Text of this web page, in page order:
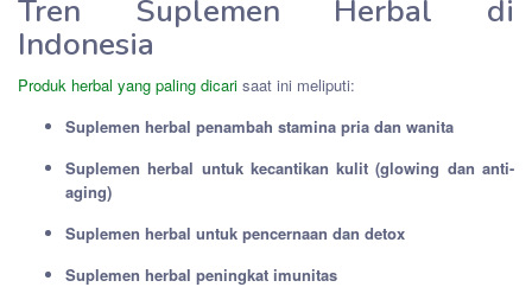
Tren Suplemen Herbal di
Indonesia
Produk herbal yang paling dicari saat ini meliputi:
Suplemen herbal penambah stamina pria dan wanita
Suplemen herbal untuk kecantikan kulit (glowing dan anti-
aging)
Suplemen herbal untuk pencernaan dan detox
Suplemen herbal peningkat imunitas